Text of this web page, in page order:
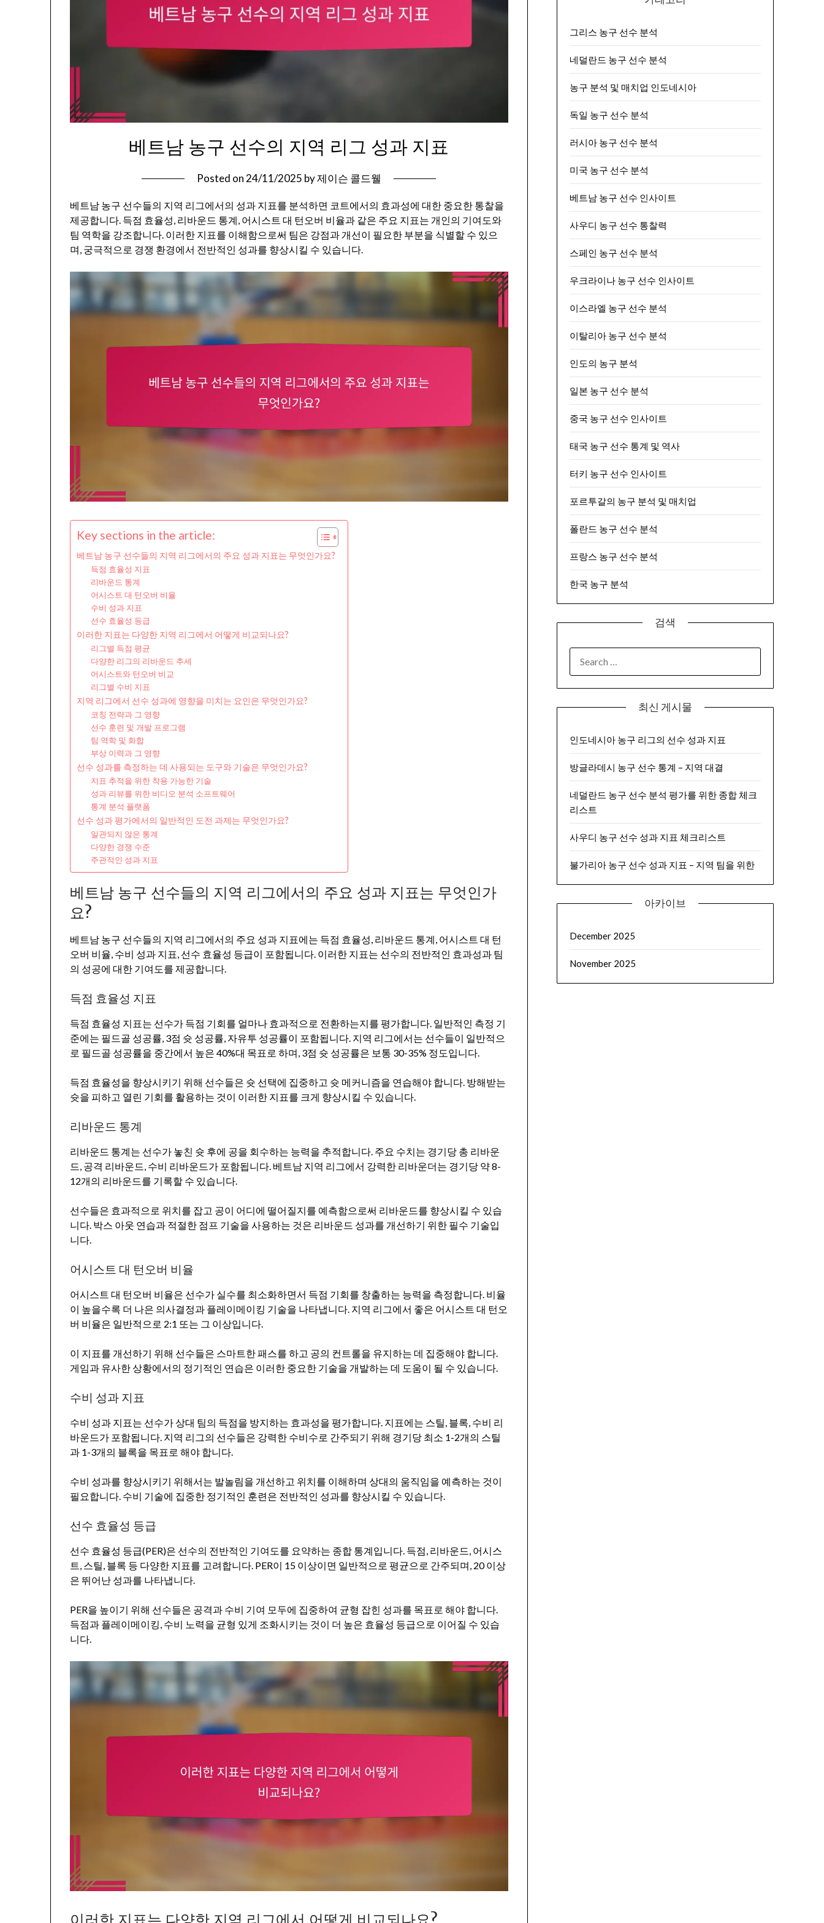
베트남 농구 선수의 지역 리그 성과 지표
Posted on 24/11/2025 by제이슨 콜드웰
베트남 농구 선수들의 지역 리그에서의 성과 지표를 분석하면 코트에서의 효과성에 대한 중요한 통찰을
제공합니다. 득점 효율성, 리바운드 통계, 어시스트 대 턴오버 비율과 같은 주요 지표는 개인의 기여도와
팀 역학을 강조합니다. 이러한 지표를 이해함으로써 팀은 강점과 개선이 필요한 부분을 식별할 수 있으
며, 궁극적으로 경쟁 환경에서 전반적인 성과를 향상시킬 수 있습니다.
Key sections in the article:
베트남 농구 선수들의 지역 리그에서의 주요 성과 지표는 무엇인가요?
득점 효율성 지표
리바운드 통계
어시스트 대 턴오버 비율
수비 성과 지표
선수 효율성 등급
이러한 지표는 다양한 지역 리그에서 어떻게 비교되나요?
리그별 득점 평균
다양한 리그의 리바운드 추세
어시스트와 턴오버 비교
리그별 수비 지표
지역 리그에서 선수 성과에 영향을 미치는 요인은 무엇인가요?
코칭 전략과 그 영향
선수 훈련 및 개발 프로그램
팀 역학 및 화합
부상 이력과 그 영향
선수 성과를 측정하는 데 사용되는 도구와 기술은 무엇인가요?
지표 추적을 위한 착용 가능한 기술
성과 리뷰를 위한 비디오 분석 소프트웨어
통계 분석 플랫폼
선수 성과 평가에서의 일반적인 도전 과제는 무엇인가요?
일관되지 않은 통계
다양한 경쟁 수준
주관적인 성과 지표
베트남 농구 선수들의 지역 리그에서의 주요 성과 지표는 무엇인가
요?
베트남 농구 선수들의 지역 리그에서의 주요 성과 지표에는 득점 효율성, 리바운드 통계, 어시스트 대 턴
오버 비율, 수비 성과 지표, 선수 효율성 등급이 포함됩니다. 이러한 지표는 선수의 전반적인 효과성과 팀
의 성공에 대한 기여도를 제공합니다.
득점 효율성 지표
득점 효율성 지표는 선수가 득점 기회를 얼마나 효과적으로 전환하는지를 평가합니다. 일반적인 측정 기
준에는 필드골 성공률, 3점 슛 성공률, 자유투 성공률이 포함됩니다. 지역 리그에서는 선수들이 일반적으
로 필드골 성공률을 중간에서 높은 40%대 목표로 하며, 3점 슛 성공률은 보통 30-35% 정도입니다.
득점 효율성을 향상시키기 위해 선수들은 슛 선택에 집중하고 슛 메커니즘을 연습해야 합니다. 방해받는
슛을 피하고 열린 기회를 활용하는 것이 이러한 지표를 크게 향상시킬 수 있습니다.
리바운드 통계
리바운드 통계는 선수가 놓친 슛 후에 공을 회수하는 능력을 추적합니다. 주요 수치는 경기당 총 리바운
드, 공격 리바운드, 수비 리바운드가 포함됩니다. 베트남 지역 리그에서 강력한 리바운더는 경기당 약 8-
12개의 리바운드를 기록할 수 있습니다.
선수들은 효과적으로 위치를 잡고 공이 어디에 떨어질지를 예측함으로써 리바운드를 향상시킬 수 있습
니다. 박스 아웃 연습과 적절한 점프 기술을 사용하는 것은 리바운드 성과를 개선하기 위한 필수 기술입
니다.
어시스트 대 턴오버 비율
어시스트 대 턴오버 비율은 선수가 실수를 최소화하면서 득점 기회를 창출하는 능력을 측정합니다. 비율
이 높을수록 더 나은 의사결정과 플레이메이킹 기술을 나타냅니다. 지역 리그에서 좋은 어시스트 대 턴오
버 비율은 일반적으로 2:1 또는 그 이상입니다.
이 지표를 개선하기 위해 선수들은 스마트한 패스를 하고 공의 컨트롤을 유지하는 데 집중해야 합니다.
게임과 유사한 상황에서의 정기적인 연습은 이러한 중요한 기술을 개발하는 데 도움이 될 수 있습니다.
수비 성과 지표
수비 성과 지표는 선수가 상대 팀의 득점을 방지하는 효과성을 평가합니다. 지표에는 스틸, 블록, 수비 리
바운드가 포함됩니다. 지역 리그의 선수들은 강력한 수비수로 간주되기 위해 경기당 최소 1-2개의 스틸
과 1-3개의 블록을 목표로 해야 합니다.
수비 성과를 향상시키기 위해서는 발놀림을 개선하고 위치를 이해하며 상대의 움직임을 예측하는 것이
필요합니다. 수비 기술에 집중한 정기적인 훈련은 전반적인 성과를 향상시킬 수 있습니다.
선수 효율성 등급
선수 효율성 등급(PER)은 선수의 전반적인 기여도를 요약하는 종합 통계입니다. 득점, 리바운드, 어시스
트, 스틸, 블록 등 다양한 지표를 고려합니다. PER이 15 이상이면 일반적으로 평균으로 간주되며, 20 이상
은 뛰어난 성과를 나타냅니다.
PER을 높이기 위해 선수들은 공격과 수비 기여 모두에 집중하여 균형 잡힌 성과를 목표로 해야 합니다.
득점과 플레이메이킹, 수비 노력을 균형 있게 조화시키는 것이 더 높은 효율성 등급으로 이어질 수 있습
니다.
그리스 농구 선수 분석
네덜란드 농구 선수 분석
농구 분석 및 매치업 인도네시아
독일 농구 선수 분석
러시아 농구 선수 분석
미국 농구 선수 분석
베트남 농구 선수 인사이트
사우디 농구 선수 통찰력
스페인 농구 선수 분석
우크라이나 농구 선수 인사이트
이스라엘 농구 선수 분석
이탈리아 농구 선수 분석
인도의 농구 분석
일본 농구 선수 분석
중국 농구 선수 인사이트
태국 농구 선수 통계 및 역사
터키 농구 선수 인사이트
포르투갈의 농구 분석 및 매치업
폴란드 농구 선수 분석
프랑스 농구 선수 분석
한국 농구 분석
검색
FOR:
최신 게시물
인도네시아 농구 리그의 선수 성과 지표
방글라데시 농구 선수 통계 – 지역 대결
네덜란드 농구 선수 분석 평가를 위한 종합 체크
리스트
사우디 농구 선수 성과 지표 체크리스트
불가리아 농구 선수 성과 지표 – 지역 팀을 위한
아카이브
December 2025
November 2025